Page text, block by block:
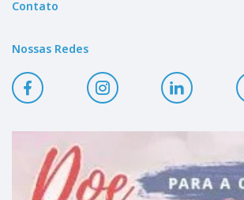
Contato
Nossas Redes